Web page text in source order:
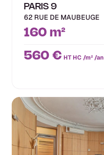
PARIS 9
62 RUE DE MAUBEUGE
160 m²
560 € HT HC /m² /an